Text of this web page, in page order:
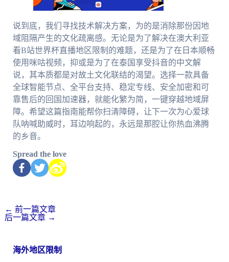
说到底，我们寻找技术解决方案，为的是消除那份因地
域阻隔产生的文化疏离感。无论是为了解决在澳大利亚
看B站世界杯直播地区限制的难题，还是为了在日本顺畅
使用咪咕视频，抑或是为了在泰国享受抖音的中文解
说，其本质都是对故土文化联结的渴望。选择一款具备
全球智能节点、全平台支持、稳定专线、安全加密和可
靠售后的回国加速器，就能化繁为简，一键穿越地域屏
障。希望这篇指南能帮你扫清障碍，让下一次为心爱球
队呐喊助威时，耳边响起的，永远是那腔让你热血沸腾
的乡音。
Spread the love
← 前一篇文章
后一篇文章 →
海外地区限制